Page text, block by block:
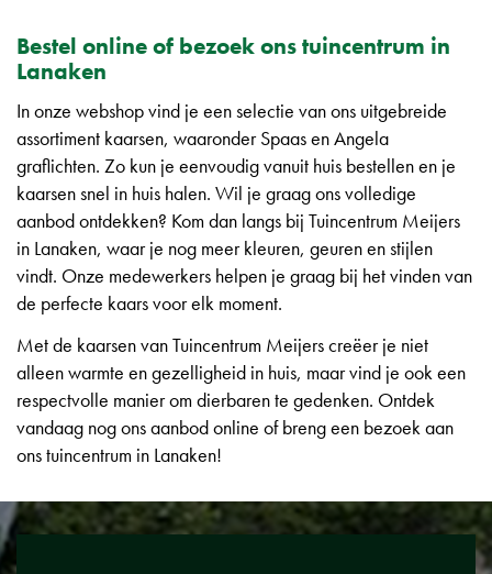
Bestel online of bezoek ons tuincentrum in
Lanaken
In onze webshop vind je een selectie van ons uitgebreide
assortiment kaarsen, waaronder Spaas en Angela
graflichten. Zo kun je eenvoudig vanuit huis bestellen en je
kaarsen snel in huis halen. Wil je graag ons volledige
aanbod ontdekken? Kom dan langs bij Tuincentrum Meijers
in Lanaken, waar je nog meer kleuren, geuren en stijlen
vindt. Onze medewerkers helpen je graag bij het vinden van
de perfecte kaars voor elk moment.
Met de kaarsen van Tuincentrum Meijers creëer je niet
alleen warmte en gezelligheid in huis, maar vind je ook een
respectvolle manier om dierbaren te gedenken. Ontdek
vandaag nog ons aanbod online of breng een bezoek aan
ons tuincentrum in Lanaken!